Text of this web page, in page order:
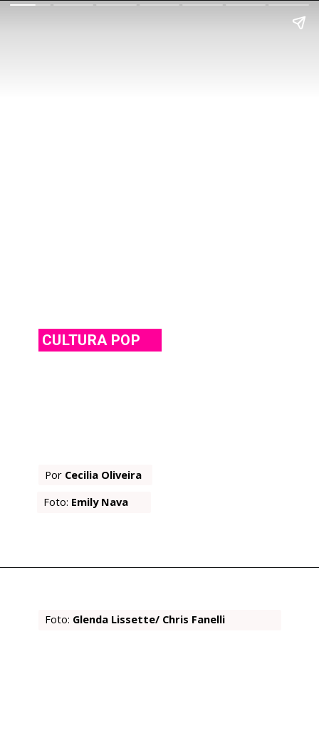
CULTURA POP
Por Cecilia Oliveira
Foto: Emily Nava
Foto: Glenda Lissette/ Chris Fanelli